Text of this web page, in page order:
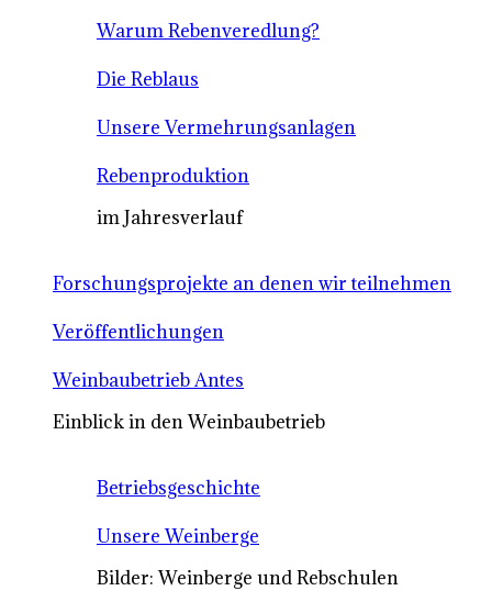
Warum Rebenveredlung?
Die Reblaus
Unsere Vermehrungsanlagen
Rebenproduktion
im Jahresverlauf
Forschungsprojekte an denen wir teilnehmen
Veröffentlichungen
Weinbaubetrieb Antes
Einblick in den Weinbaubetrieb
Betriebsgeschichte
Unsere Weinberge
Bilder: Weinberge und Rebschulen